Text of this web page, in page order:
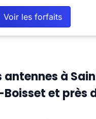
Voir les forfaits
antennes à
et près